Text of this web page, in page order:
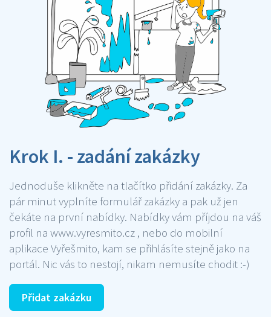
Krok I. - zadání zakázky
Jednoduše klikněte na tlačítko přidání zakázky. Za
pár minut vyplníte formulář zakázky a pak už jen
čekáte na první nabídky. Nabídky vám příjdou na váš
profil na www.vyresmito.cz , nebo do mobilní
aplikace Vyřešmito, kam se přihlásíte stejně jako na
portál. Nic vás to nestojí, nikam nemusíte chodit :-)
Přidat zakázku